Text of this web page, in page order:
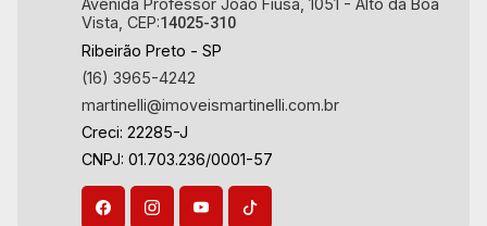
Avenida Professor João Fiúsa, 1051 - Alto da Boa
Vista, CEP:14025-310
Ribeirão Preto - SP
(16) 3965-4242
martinelli@imoveismartinelli.com.br
Creci: 22285-J
CNPJ: 01.703.236/0001-57